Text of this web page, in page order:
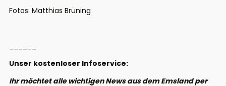
Fotos: Matthias Brüning
Unser kostenloser Infoservice:
Ihr möchtet alle wichtigen News aus dem Emsland per